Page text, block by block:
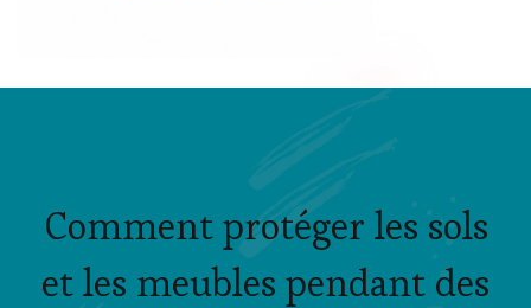
Comment protéger les sols
et les meubles pendant des